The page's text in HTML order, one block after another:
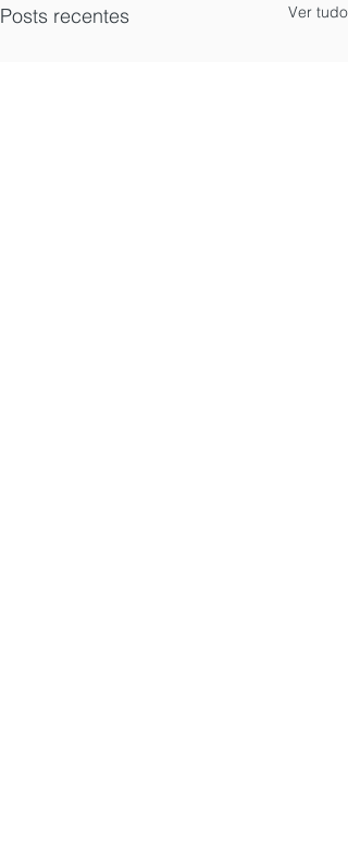
Posts recentes Ver tudo